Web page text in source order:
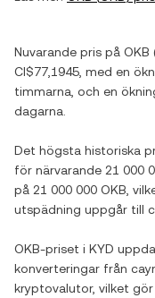
Nuvarande pris på OKB
CI$77,1945 , med en
timmarna, och en
dagarna.
Det högsta historiska
för närvarande 21 000
på 21 000 000 OKB ,
utspädning uppgår till
OKB-priset i KYD
konverteringar från
kryptovalutor, vilket